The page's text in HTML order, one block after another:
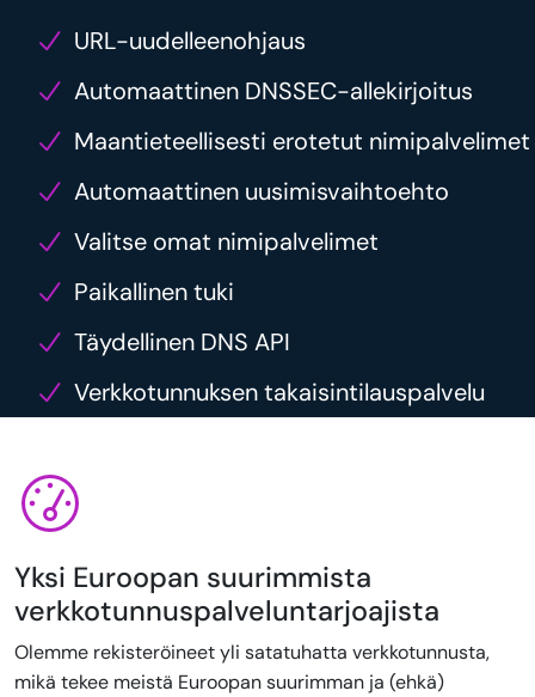
URL-uudelleenohjaus
Automaattinen DNSSEC-allekirjoitus
Maantieteellisesti erotetut nimipalvelimet
Automaattinen uusimisvaihtoehto
Valitse omat nimipalvelimet
Paikallinen tuki
Täydellinen DNS API
Verkkotunnuksen takaisintilauspalvelu
Yksi Euroopan suurimmista
verkkotunnuspalveluntarjoajista
Olemme rekisteröineet yli satatuhatta verkkotunnusta,
mikä tekee meistä Euroopan suurimman ja (ehkä)